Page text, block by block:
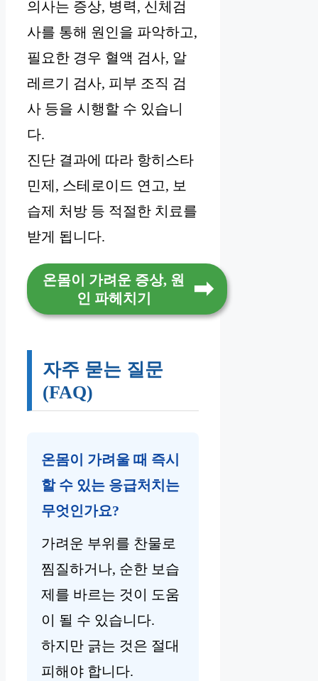
의사는 증상, 병력, 신체검
사를 통해 원인을 파악하고,
필요한 경우 혈액 검사, 알
레르기 검사, 피부 조직 검
사 등을 시행할 수 있습니
다.
진단 결과에 따라 항히스타
민제, 스테로이드 연고, 보
습제 처방 등 적절한 치료를
받게 됩니다.
온몸이 가려운 증상, 원
인 파헤치기
자주 묻는 질문
(FAQ)
온몸이 가려울 때 즉시
할 수 있는 응급처치는
무엇인가요?
가려운 부위를 찬물로
찜질하거나, 순한 보습
제를 바르는 것이 도움
이 될 수 있습니다.
하지만 긁는 것은 절대
피해야 합니다.